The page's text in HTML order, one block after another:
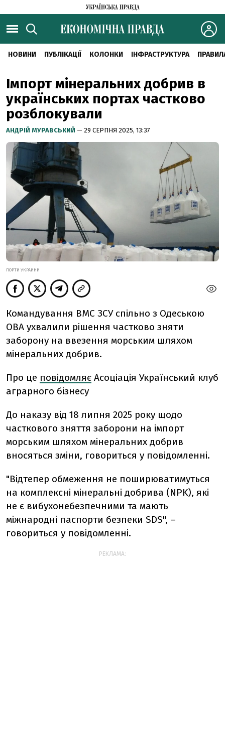
НОВИНИ ПУБЛІКАЦІЇ КОЛОНКИ ІНФРАСТРУКТУРА
Імпорт мінеральних добрив в
українських портах частково
розблокували
АНДРІЙ МУРАВСЬКИЙ — 29 СЕРПНЯ 2025, 13:37
ПОРТИ УКРАИНИ
Командування ВМС ЗСУ спільно з Одеською
ОВА ухвалили рішення частково зняти
заборону на ввезення морським шляхом
мінеральних добрив.
Про це повідомляє Асоціація Український клуб
аграрного бізнесу
До наказу від 18 липня 2025 року щодо
часткового зняття заборони на імпорт
морським шляхом мінеральних добрив
вносяться зміни, говориться у повідомленні.
"Відтепер обмеження не поширюватимуться
на комплексні мінеральні добрива (NPK), які
не є вибухонебезпечними та мають
міжнародні паспорти безпеки SDS", –
говориться у повідомленні.
РЕКЛАМА: